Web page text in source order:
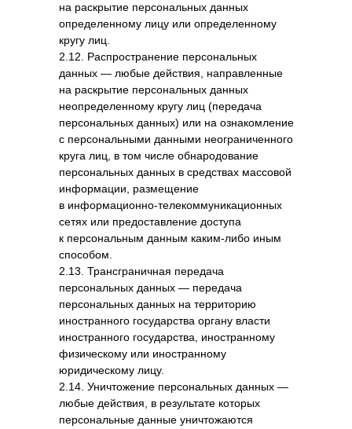
на раскрытие персональных данных
определенному лицу или определенному
кругу лиц.
2.12. Распространение персональных
данных — любые действия, направленные
на раскрытие персональных данных
неопределенному кругу лиц (передача
персональных данных) или на ознакомление
с персональными данными неограниченного
круга лиц, в том числе обнародование
персональных данных в средствах массовой
информации, размещение
в информационно-телекоммуникационных
сетях или предоставление доступа
к персональным данным каким-либо иным
способом.
2.13. Трансграничная передача
персональных данных — передача
персональных данных на территорию
иностранного государства органу власти
иностранного государства, иностранному
физическому или иностранному
юридическому лицу.
2.14. Уничтожение персональных данных —
любые действия, в результате которых
персональные данные уничтожаются